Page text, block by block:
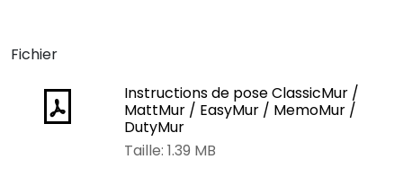
Fichier
Instructions de pose ClassicMur /
MattMur / EasyMur / MemoMur /
DutyMur
Taille: 1.39 MB